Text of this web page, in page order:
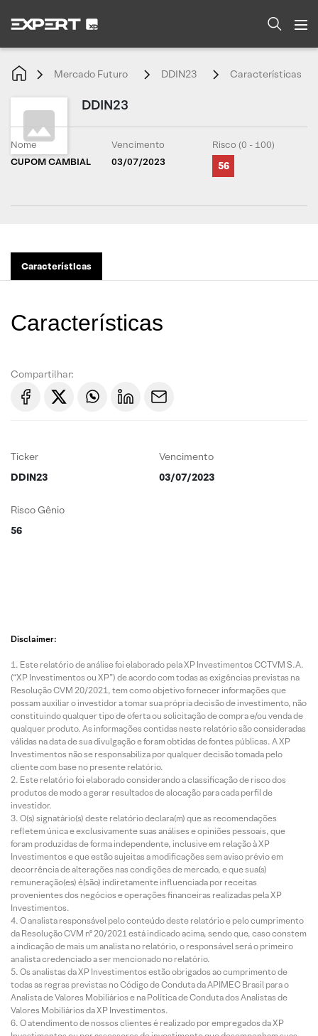
Mercado Futuro DDIN23 Características
DDIN23
Nome
CUPOM CAMBIAL
Vencimento
03/07/2023
Risco (0 - 100)
56
Características
Características
Compartilhar:
Ticker
DDIN23
Vencimento
03/07/2023
Risco Gênio
56
Disclaimer:
Este relatório de análise foi elaborado pela XP Investimentos CCTVM S.A.
(“XP Investimentos ou XP”) de acordo com todas as exigências previstas na
Resolução CVM 20/2021, tem como objetivo fornecer informações que
possam auxiliar o investidor a tomar sua própria decisão de investimento, não
constituindo qualquer tipo de oferta ou solicitação de compra e/ou venda de
qualquer produto. As informações contidas neste relatório são consideradas
válidas na data de sua divulgação e foram obtidas de fontes públicas. A XP
Investimentos não se responsabiliza por qualquer decisão tomada pelo
cliente com base no presente relatório.
Este relatório foi elaborado considerando a classificação de risco dos
produtos de modo a gerar resultados de alocação para cada perfil de
investidor.
O(s) signatário(s) deste relatório declara(m) que as recomendações
refletem única e exclusivamente suas análises e opiniões pessoais, que
foram produzidas de forma independente, inclusive em relação à XP
Investimentos e que estão sujeitas a modificações sem aviso prévio em
decorrência de alterações nas condições de mercado, e que sua(s)
remuneração(es) é(são) indiretamente influenciada por receitas
provenientes dos negócios e operações financeiras realizadas pela XP
Investimentos.
O analista responsável pelo conteúdo deste relatório e pelo cumprimento
da Resolução CVM nº 20/2021 está indicado acima, sendo que, caso constem
a indicação de mais um analista no relatório, o responsável será o primeiro
analista credenciado a ser mencionado no relatório.
Os analistas da XP Investimentos estão obrigados ao cumprimento de
todas as regras previstas no Código de Conduta da APIMEC Brasil para o
Analista de Valores Mobiliários e na Política de Conduta dos Analistas de
Valores Mobiliários da XP Investimentos.
O atendimento de nossos clientes é realizado por empregados da XP